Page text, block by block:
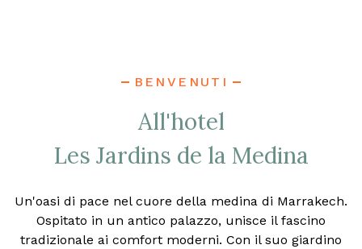
BENVENUTI
All'hotel
Les Jardins de la Medina
Un'oasi di pace nel cuore della medina di Marrakech.
Ospitato in un antico palazzo, unisce il fascino
tradizionale ai comfort moderni. Con il suo giardino